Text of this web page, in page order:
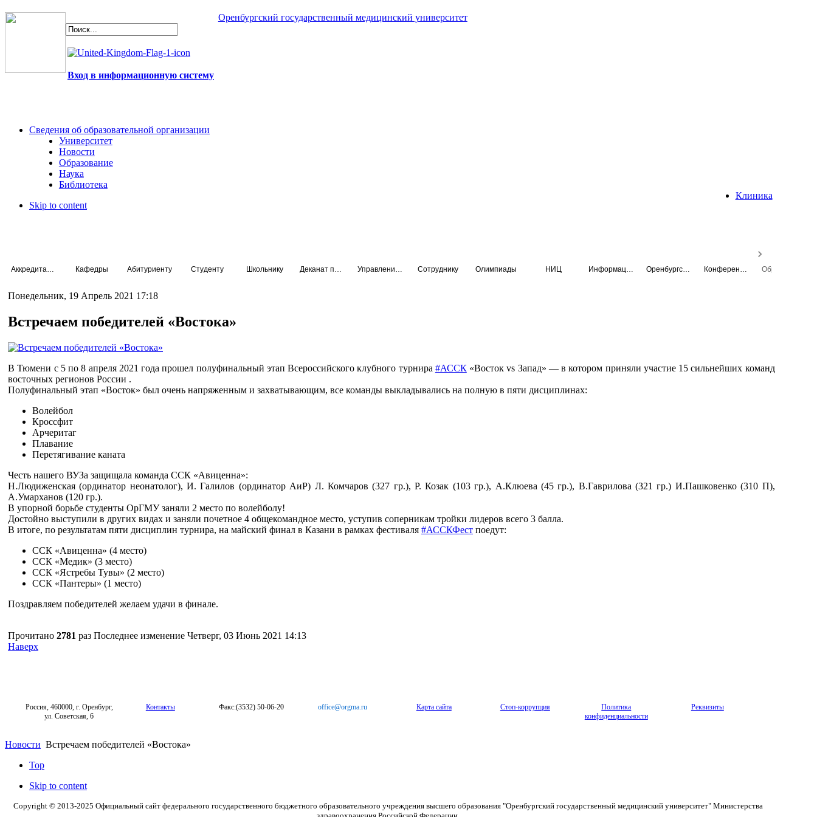
Оренбургский государственный медицинский университет
Вход в информационную систему
Сведения об образовательной организации
Университет
Новости
Образование
Наука
Библиотека
Клиника
Skip to content
Кафедры Абитуриенту Студенту Школьнику Сотруднику Олимпиады НИЦ
Понедельник, 19 Апрель 2021 17:18
Встречаем победителей «Востока»
В Тюмени с 5 по 8 апреля 2021 года прошел полуфинальный этап Всероссийского клубного турнира #АССК«Восток vs Запад» — в котором приняли участие 15 сильнейших команд
восточных регионов России .
Полуфинальный этап «Восток» был очень напряженным и захватывающим, все команды выкладывались на полную в пяти дисциплинах:
Волейбол
Кроссфит
Арчеритаг
Плавание
Перетягивание каната
Честь нашего ВУЗа защищала команда ССК «Авиценна»:
Н.Людиженская (ординатор неонатолог), И. Галилов (ординатор АиР) Л. Комчаров (327 гр.), Р. Козак (103 гр.), А.Клюева (45 гр.), В.Гаврилова (321 гр.) И.Пашковенко (310 П),
А.Умарханов (120 гр.).
В упорной борьбе студенты ОрГМУ заняли 2 место по волейболу!
Достойно выступили в других видах и заняли почетное 4 общекомандное место, уступив соперникам тройки лидеров всего 3 балла.
В итоге, по результатам пяти дисциплин турнира, на майский финал в Казани в рамках фестиваля #АССКФест поедут:
ССК «Авиценна» (4 место)
ССК «Медик» (3 место)
ССК «Ястребы Тувы» (2 место)
ССК «Пантеры» (1 место)
Поздравляем победителей желаем удачи в финале.
Прочитано 2781 раз Последнее изменение Четверг, 03 Июнь 2021 14:13
Наверх
Россия, 460000, г. Оренбург,
ул. Советская, 6
Контакты Факс:(3532) 50-06-20 office@orgma.ru Карта сайта Стоп-коррупция
Политика
конфиденциальности
Реквизиты
Новости Встречаем победителей «Востока»
Top
Skip to content
Copyright © 2013-2025 Официальный сайт федерального государственного бюджетного образовательного учреждения высшего образования "Оренбургский государственный медицинский университет" Министерства